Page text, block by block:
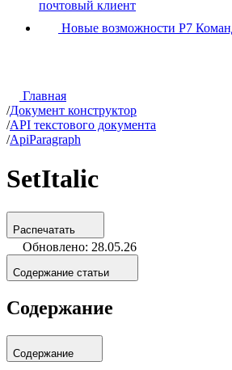
почтовый клиент
Новые возможности Р7
Главная
/Документ конструктор
/API текстового документа
/ApiParagraph
SetItalic
Распечатать
Обновлено: 28.05.26
Содержание статьи
Содержание
Содержание